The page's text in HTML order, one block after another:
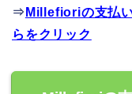
⇒ Millefioriの支払
らをクリック